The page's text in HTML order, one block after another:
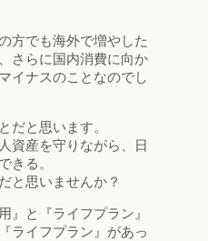
方でも海外で増やした
さらに国内消費に向か
イナスのことなのでし
だと思います。
資産を守りながら、日
きる。
と思いませんか？
』と『ライフプラン』
ライフプラン』があっ